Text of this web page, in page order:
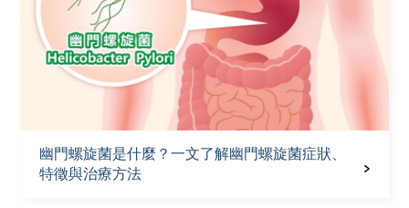
幽門螺旋菌是什麼？一文了解幽門螺旋菌症狀、
特徵與治療方法